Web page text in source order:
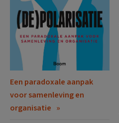
Een paradoxale aanpak
voor samenleving en
organisatie